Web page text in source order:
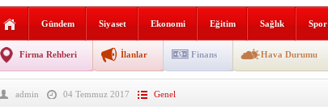
taşınıyor
Hafif ticari araç takla attı! 2’si Çocuk 5 Yaralı
“Yaz Seninle Güzel” doğa yürüyüşü
Gündem Siyaset Ekonomi Eğitim Sağlık Spor
Firma Rehberi İlanlar Finans Hava Durumu
admin 04 Temmuz 2017 Genel